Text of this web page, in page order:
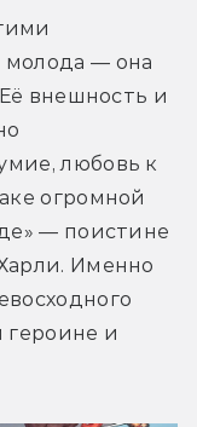
молода — она
внешность и
любовь к
огромной
— поистине
Именно
героине и